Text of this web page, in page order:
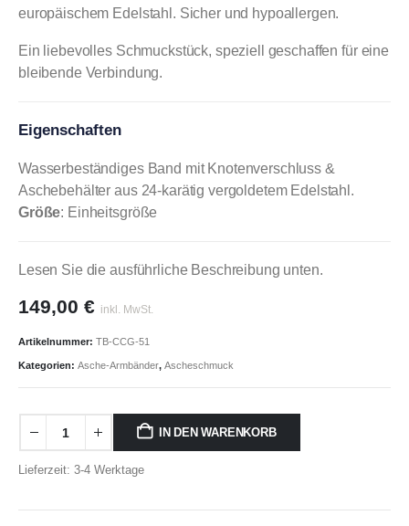
europäischem Edelstahl. Sicher und hypoallergen.
Ein liebevolles Schmuckstück, speziell geschaffen für eine
bleibende Verbindung.
Eigenschaften
Wasserbeständiges Band mit Knotenverschluss &
Aschebehälter aus 24-karätig vergoldetem Edelstahl.
Größe: Einheitsgröße
Lesen Sie die ausführliche Beschreibung unten.
149,00 € inkl. MwSt.
Artikelnummer: TB-CCG-51
Kategorien: Asche-Armbänder, Ascheschmuck
IN DEN WARENKORB
Lieferzeit: 3-4 Werktage